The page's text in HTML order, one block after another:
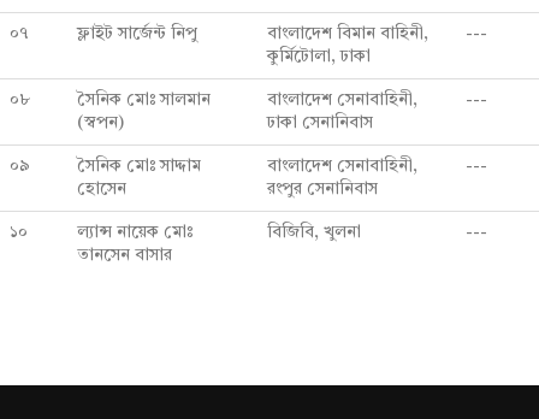
০৭ ফ্লাইট সার্জেন্ট নিপু
বাংলাদেশ বিমান বাহিনী,
কুর্মিটোলা, ঢাকা
---
০৮
সৈনিক মোঃ সালমান
(স্বপন)
বাংলাদেশ সেনাবাহিনী,
ঢাকা সেনানিবাস
---
০৯
সৈনিক মোঃ সাদ্দাম
হোসেন
বাংলাদেশ সেনাবাহিনী,
রংপুর সেনানিবাস
---
১০
ল্যান্স নায়েক মোঃ
তানসেন বাসার
বিজিবি, খুলনা ---